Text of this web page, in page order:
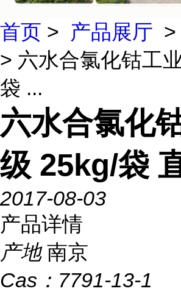
首页 > 产品展厅 >
> 六水合氯化钴工
袋 ...
六水合氯化
级 25kg/袋
2017-08-03
产品详情
产地 南京
Cas： 7791-13-1